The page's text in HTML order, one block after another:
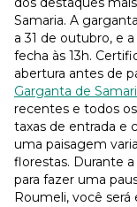
Samaria. A
a 31 de outubro, e
fecha às 13h.
abertura antes de
Garganta de
recentes e todos
taxas de entrada e
uma paisagem
florestas. Durante
para fazer uma
Roumeli, você